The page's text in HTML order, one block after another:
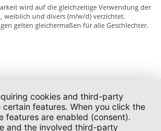
wird auf die gleichzeitige Verwendung der
weiblich und divers (m/w/d) verzichtet.
gelten gleichermaßen für alle Geschlechter.
cookies and third-party
features. When you click the
features are enabled (consent).
and the involved third-party